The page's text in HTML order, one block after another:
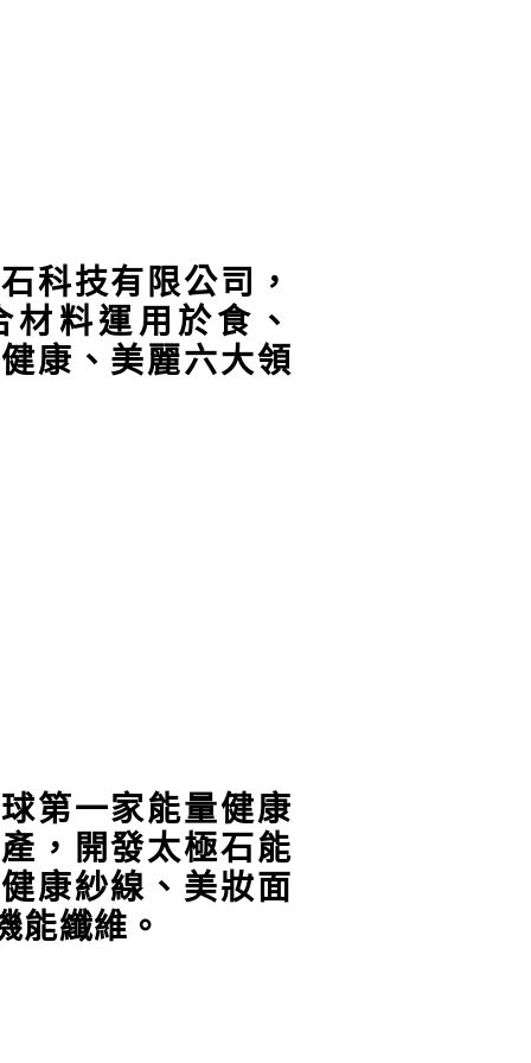
科技有限公司，
料運用於食、
康、美麗六大領
第一家能量健康
，開發太極石能
康紗線、美妝面
能纖維。